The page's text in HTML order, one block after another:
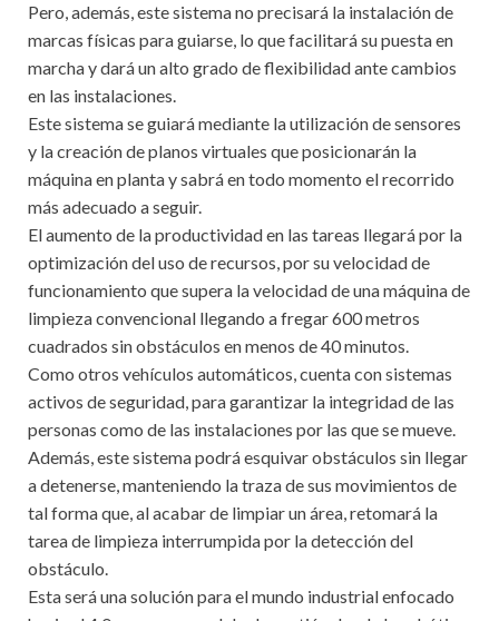
Pero, además, este sistema no precisará la instalación de
marcas físicas para guiarse, lo que facilitará su puesta en
marcha y dará un alto grado de flexibilidad ante cambios
en las instalaciones.
Este sistema se guiará mediante la utilización de sensores
y la creación de planos virtuales que posicionarán la
máquina en planta y sabrá en todo momento el recorrido
más adecuado a seguir.
El aumento de la productividad en las tareas llegará por la
optimización del uso de recursos, por su velocidad de
funcionamiento que supera la velocidad de una máquina de
limpieza convencional llegando a fregar 600 metros
cuadrados sin obstáculos en menos de 40 minutos.
Como otros vehículos automáticos, cuenta con sistemas
activos de seguridad, para garantizar la integridad de las
personas como de las instalaciones por las que se mueve.
Además, este sistema podrá esquivar obstáculos sin llegar
a detenerse, manteniendo la traza de sus movimientos de
tal forma que, al acabar de limpiar un área, retomará la
tarea de limpieza interrumpida por la detección del
obstáculo.
Esta será una solución para el mundo industrial enfocado